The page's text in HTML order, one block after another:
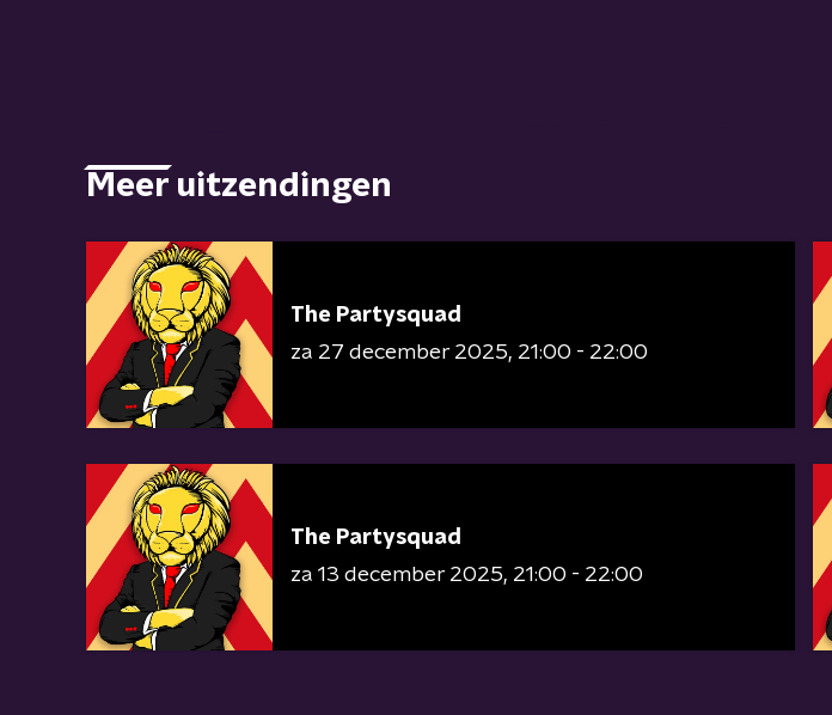
Meer uitzendingen
The Partysquad
za 27 december 2025 21:00 - 22:00
The Partysquad
za 13 december 2025 21:00 - 22:00